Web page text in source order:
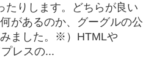
たりします。どちらが良い
があるのか、グーグルの公
ました。※）HTMLや
レスの...